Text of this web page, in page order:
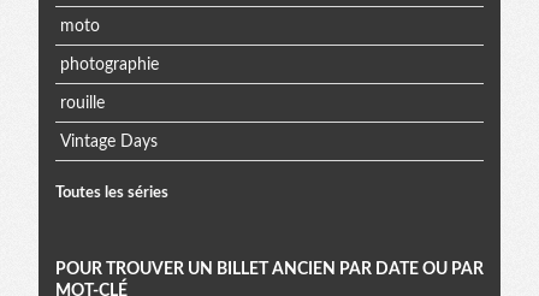
moto
photographie
rouille
Vintage Days
Toutes les séries
POUR TROUVER UN BILLET ANCIEN PAR DATE OU PAR
MOT-CLÉ